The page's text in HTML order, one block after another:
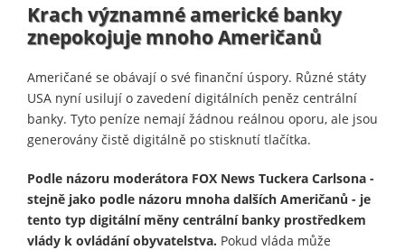
Krach významné americké banky
znepokojuje mnoho Američanů
Američané se obávají o své finanční úspory. Různé státy
USA nyní usilují o zavedení digitálních peněz centrální
banky. Tyto peníze nemají žádnou reálnou oporu, ale jsou
generovány čistě digitálně po stisknutí tlačítka.
Podle názoru moderátora FOX News Tuckera Carlsona -
stejně jako podle názoru mnoha dalších Američanů - je
tento typ digitální měny centrální banky prostředkem
vlády k ovládání obyvatelstva. Pokud vláda může